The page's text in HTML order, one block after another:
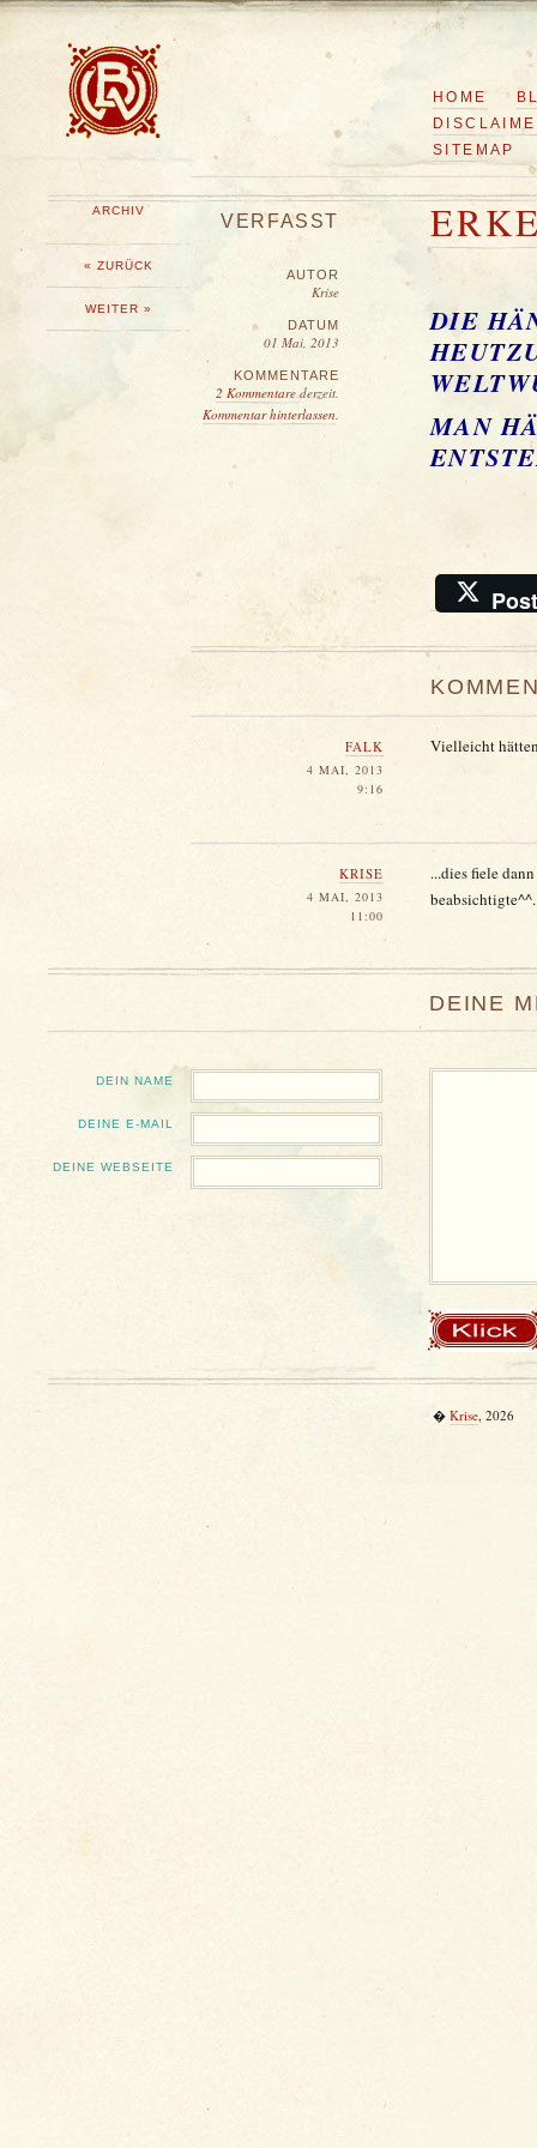
HOME
SITEMAP
ARCHIV
« ZURÜCK
WEITER »
VERFASST
AUTOR
Krise
DATUM
01 Mai, 2013
KOMMENTARE
2 Kommentarederzeit.
Kommentar hinterlassen.
DIE
MAN
Post
FALK
4 MAI, 2013
9:16
Vielleicht
KRISE
4 MAI, 2013
11:00
...dies fiele
DEINE
DEIN NAME
DEINE E-MAIL
DEINE WEBSEITE
� Krise, 2026